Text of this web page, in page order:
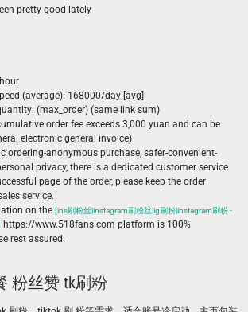
pretty good lately
(average): 168000/day [avg]
(max_order) (same link sum)
order fee exceeds 3,000 yuan and can be
electronic general invoice)
ordering-anonymous purchase, safer-convenient-
privacy, there is a dedicated customer service
page of the order, please keep the order
service.
on the [ins刷粉丝|instagram刷粉丝|ig刷粉|instagram刷粉 -
https://www.518fans.com platform is 100%
rest assured.
粉丝赞 tk刷粉